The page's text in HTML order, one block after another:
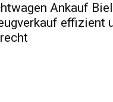
Ankauf
effizient